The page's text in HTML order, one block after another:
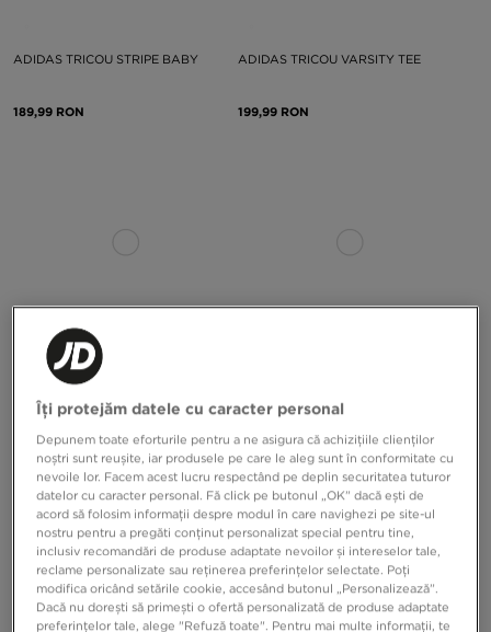
ADIDAS TRICOU STRIPE BABY
189,99 RON
ADIDAS TRICOU VARSITY TEE
199,99 RON
ADIDAS TRICOU VARSITY TEE
199,99 RON
ADIDAS TRICOU 3S TEE
149,99 RON
Îți protejăm datele cu caracter personal
Depunem toate eforturile pentru a ne asigura că achizițiile clienților
noștri sunt reușite, iar produsele pe care le aleg sunt în conformitate cu
nevoile lor. Facem acest lucru respectând pe deplin securitatea tuturor
datelor cu caracter personal. Fă click pe butonul „OK” dacă ești de
acord să folosim informații despre modul în care navighezi pe site-ul
nostru pentru a pregăti conținut personalizat special pentru tine,
inclusiv recomandări de produse adaptate nevoilor și intereselor tale,
reclame personalizate sau reținerea preferințelor selectate. Poți
modifica oricând setările cookie, accesând butonul „Personalizează”.
Dacă nu dorești să primești o ofertă personalizată de produse adaptate
preferințelor tale, alege "Refuză toate". Pentru mai multe informații, te